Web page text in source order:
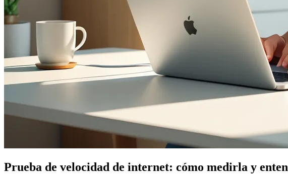
Prueba de velocidad de internet: cómo medirla y